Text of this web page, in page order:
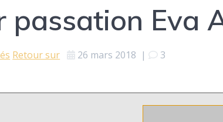
passation Eva
Retour sur 26 mars 2018 | 3